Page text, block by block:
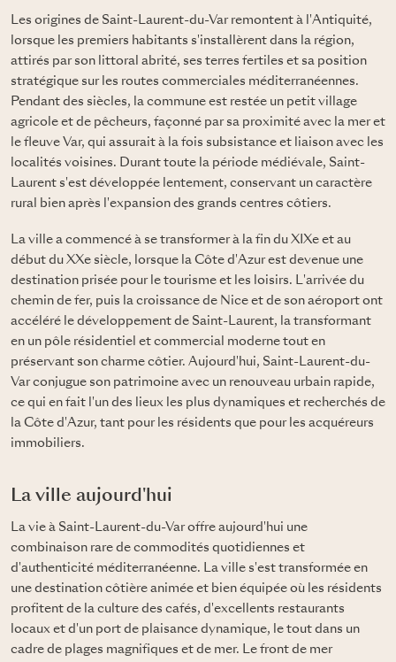
Les origines de Saint-Laurent-du-Var remontent à l'Antiquité,
lorsque les premiers habitants s'installèrent dans la région,
attirés par son littoral abrité, ses terres fertiles et sa position
stratégique sur les routes commerciales méditerranéennes.
Pendant des siècles, la commune est restée un petit village
agricole et de pêcheurs, façonné par sa proximité avec la mer et
le fleuve Var, qui assurait à la fois subsistance et liaison avec les
localités voisines. Durant toute la période médiévale, Saint-
Laurent s'est développée lentement, conservant un caractère
rural bien après l'expansion des grands centres côtiers.
La ville a commencé à se transformer à la fin du XIXe et au
début du XXe siècle, lorsque la Côte d'Azur est devenue une
destination prisée pour le tourisme et les loisirs. L'arrivée du
chemin de fer, puis la croissance de Nice et de son aéroport ont
accéléré le développement de Saint-Laurent, la transformant
en un pôle résidentiel et commercial moderne tout en
préservant son charme côtier. Aujourd'hui, Saint-Laurent-du-
Var conjugue son patrimoine avec un renouveau urbain rapide,
ce qui en fait l'un des lieux les plus dynamiques et recherchés de
la Côte d'Azur, tant pour les résidents que pour les acquéreurs
immobiliers.
La ville aujourd'hui
La vie à Saint-Laurent-du-Var offre aujourd'hui une
combinaison rare de commodités quotidiennes et
d'authenticité méditerranéenne. La ville s'est transformée en
une destination côtière animée et bien équipée où les résidents
profitent de la culture des cafés, d'excellents restaurants
locaux et d'un port de plaisance dynamique, le tout dans un
cadre de plages magnifiques et de mer. Le front de mer